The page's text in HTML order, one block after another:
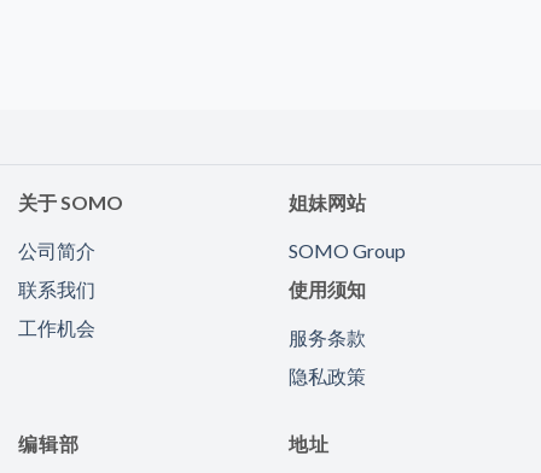
关于 SOMO
公司简介
联系我们
工作机会
姐妹网站
SOMO Group
使用须知
服务条款
隐私政策
编辑部
地址